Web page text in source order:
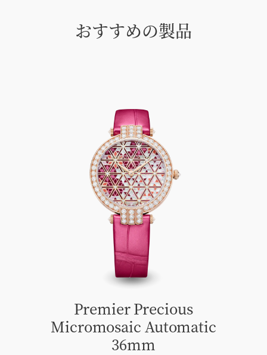
おすすめの製品
Premier Precious
Micromosaic Automatic
36mm